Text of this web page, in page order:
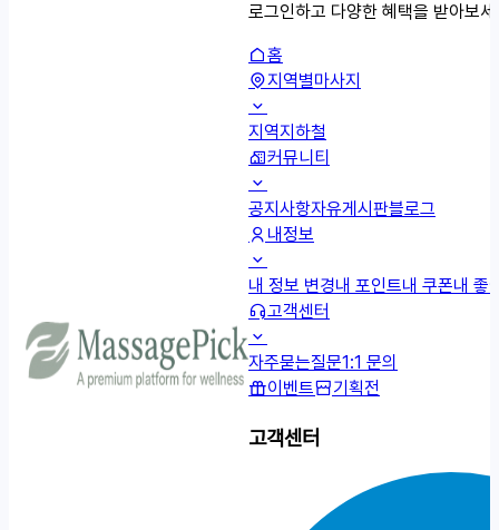
로그인하고 다양한 혜택을 받아보
홈
지역별마사지
지역지하철
커뮤니티
공지사항자유게시판블로그
내정보
내 정보 변경내 포인트내 쿠폰내 좋
고객센터
자주묻는질문1:1 문의
이벤트
기획전
고객센터